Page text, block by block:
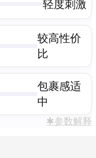
轻度刺激
较高性价
比
包裹感适
中
✱参数解释